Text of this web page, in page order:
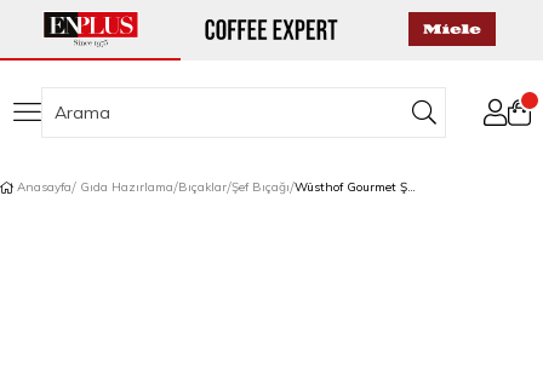
Anasayfa Gıda Hazırlama Bıçaklar Şef Bıçağı Wüsthof Gourmet Şef Bıçağı 20 cm